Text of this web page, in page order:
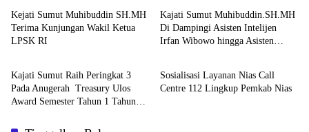
Kejari Medan
Kejati Sumut Muhibuddin SH.MH
Terima Kunjungan Wakil Ketua
LPSK RI
Kajati Sumut Muhibuddin.SH.MH
Di Dampingi Asisten Intelijen
Irfan Wibowo hingga Asisten
Berita
Kajati Sumut Raih Peringkat 3
Pada Anugerah Treasury Ulos
Award Semester Tahun 1 Tahun
Berita
Sosialisasi Layanan Nias Call
Centre 112 Lingkup Pemkab Nias